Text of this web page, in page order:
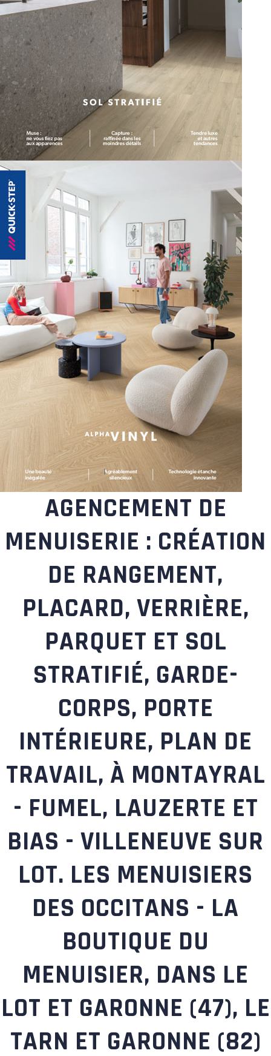
AGENCEMENT DE
MENUISERIE : CRÉATION
DE RANGEMENT,
PLACARD, VERRIÈRE,
PARQUET ET SOL
STRATIFIÉ, GARDE-
CORPS, PORTE
INTÉRIEURE, PLAN DE
TRAVAIL, À MONTAYRAL
- FUMEL, LAUZERTE ET
BIAS - VILLENEUVE SUR
LOT. LES MENUISIERS
DES OCCITANS - LA
BOUTIQUE DU
MENUISIER, DANS LE
LOT ET GARONNE (47), LE
TARN ET GARONNE (82)